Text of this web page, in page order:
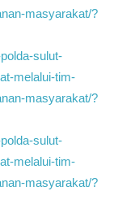
masyarakat/?
sulut-
melalui-tim-
masyarakat/?
sulut-
melalui-tim-
masyarakat/?